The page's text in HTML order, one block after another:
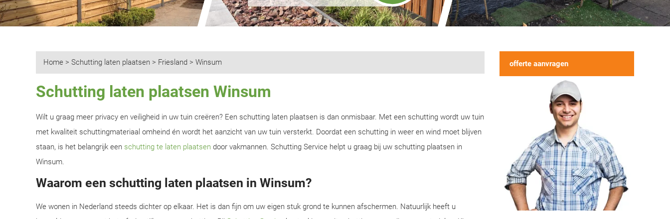
Home > Schutting laten plaatsen > Friesland > Winsum
Schutting laten plaatsen Winsum
Wilt u graag meer privacy en veiligheid in uw tuin creëren? Een schutting laten plaatsen is dan onmisbaar. Met een schutting wordt uw tuin
met kwaliteit schuttingmateriaal omheind én wordt het aanzicht van uw tuin versterkt. Doordat een schutting in weer en wind moet blijven
staan, is het belangrijk een schutting te laten plaatsen door vakmannen. Schutting Service helpt u graag bij uw schutting plaatsen in
Winsum.
Waarom een schutting laten plaatsen in Winsum?
We wonen in Nederland steeds dichter op elkaar. Het is dan fijn om uw eigen stuk grond te kunnen afschermen. Natuurlijk heeft u
offerte aanvragen